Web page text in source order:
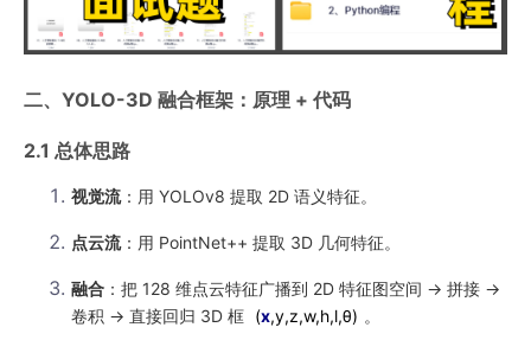
二、YOLO-3D 融合框架：原理 + 代码
2.1 总体思路
视觉流：用 YOLOv8 提取 2D 语义特征。
点云流：用 PointNet++ 提取 3D 几何特征。
融合 ：把 128 维点云特征广播到 2D 特征图空间 → 拼接 →
卷积 → 直接回归 3D 框 (x,y,z,w,h,l,θ) 。